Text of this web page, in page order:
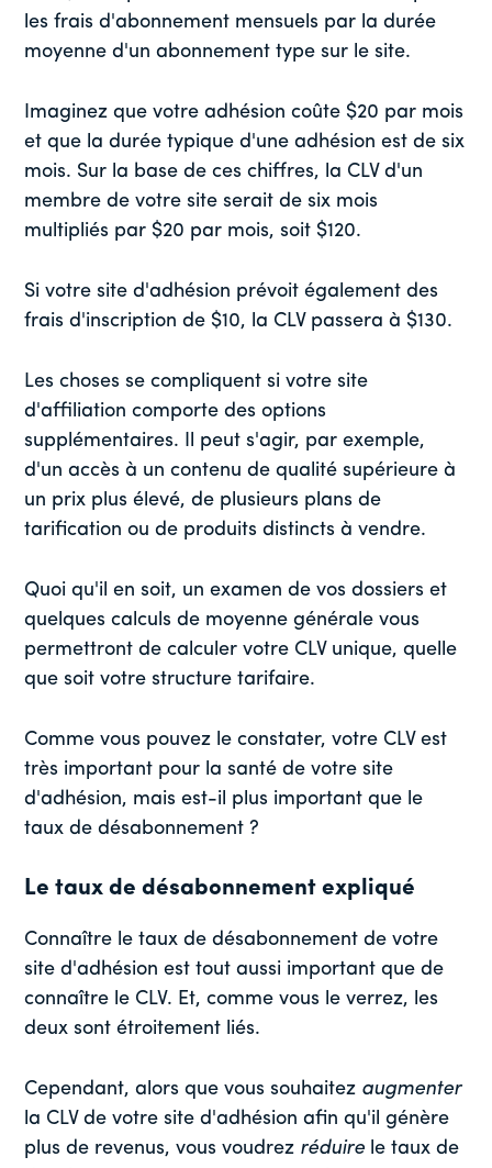
les frais d'abonnement mensuels par la durée
moyenne d'un abonnement type sur le site.
Imaginez que votre adhésion coûte $20 par mois
et que la durée typique d'une adhésion est de six
mois. Sur la base de ces chiffres, la CLV d'un
membre de votre site serait de six mois
multipliés par $20 par mois, soit $120.
Si votre site d'adhésion prévoit également des
frais d'inscription de $10, la CLV passera à $130.
Les choses se compliquent si votre site
d'affiliation comporte des options
supplémentaires. Il peut s'agir, par exemple,
d'un accès à un contenu de qualité supérieure à
un prix plus élevé, de plusieurs plans de
tarification ou de produits distincts à vendre.
Quoi qu'il en soit, un examen de vos dossiers et
quelques calculs de moyenne générale vous
permettront de calculer votre CLV unique, quelle
que soit votre structure tarifaire.
Comme vous pouvez le constater, votre CLV est
très important pour la santé de votre site
d'adhésion, mais est-il plus important que le
taux de désabonnement ?
Le taux de désabonnement expliqué
Connaître le taux de désabonnement de votre
site d'adhésion est tout aussi important que de
connaître le CLV. Et, comme vous le verrez, les
deux sont étroitement liés.
Cependant, alors que vous souhaitez augmenter
la CLV de votre site d'adhésion afin qu'il génère
plus de revenus, vous voudrez réduire le taux de